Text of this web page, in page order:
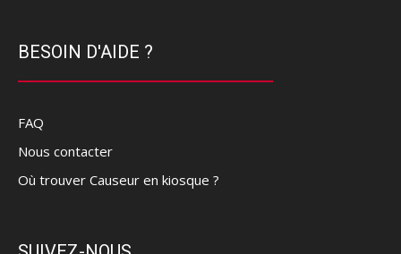
BESOIN D'AIDE ?
FAQ
Nous contacter
Où trouver Causeur en kiosque ?